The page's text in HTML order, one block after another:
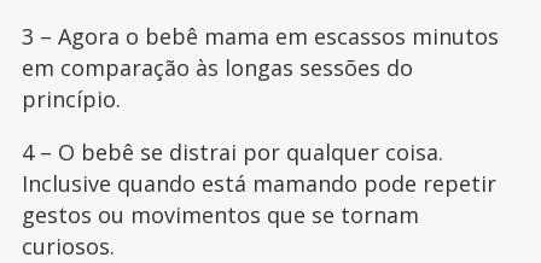
3 – Agora o bebê mama em escassos minutos
em comparação às longas sessões do
princípio.
4 – O bebê se distrai por qualquer coisa.
Inclusive quando está mamando pode repetir
gestos ou movimentos que se tornam
curiosos.